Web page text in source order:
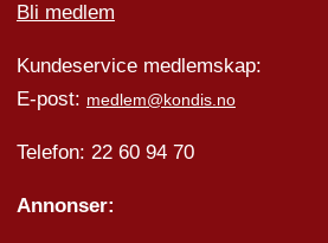
Bli medlem
Kundeservice medlemskap:
E-post: medlem@kondis.no
Telefon: 22 60 94 70
Annonser: